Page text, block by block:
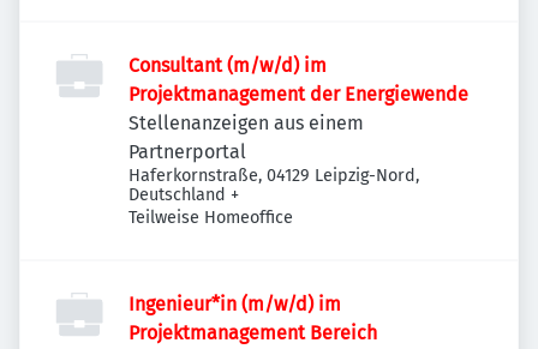
Consultant (m/w/d) im
Projektmanagement der Energiewende
Stellenanzeigen aus einem
Partnerportal
Haferkornstraße, 04129 Leipzig-Nord,
Deutschland +
Teilweise Homeoffice
Ingenieur*in (m/w/d) im
Projektmanagement Bereich